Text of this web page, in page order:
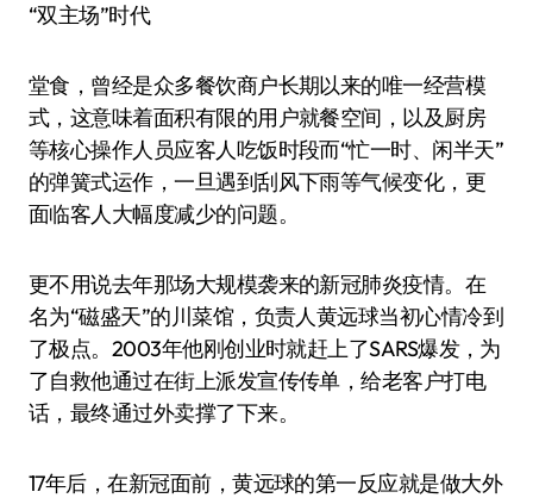
“双主场”时代
堂食，曾经是众多餐饮商户长期以来的唯一经营模
式，这意味着面积有限的用户就餐空间，以及厨房
等核心操作人员应客人吃饭时段而“忙一时、闲半天”
的弹簧式运作，一旦遇到刮风下雨等气候变化，更
面临客人大幅度减少的问题。
更不用说去年那场大规模袭来的新冠肺炎疫情。在
名为“磁盛天”的川菜馆，负责人黄远球当初心情冷到
了极点。2003年他刚创业时就赶上了SARS爆发，为
了自救他通过在街上派发宣传传单，给老客户打电
话，最终通过外卖撑了下来。
17年后，在新冠面前，黄远球的第一反应就是做大外